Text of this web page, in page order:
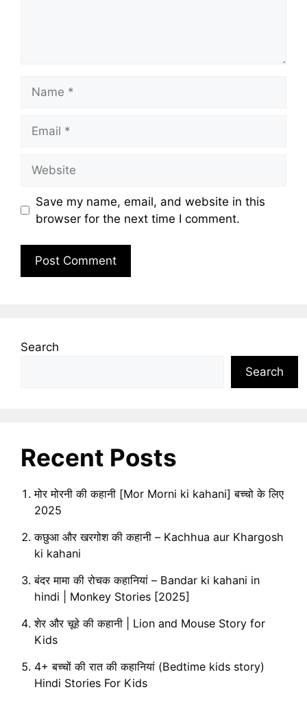
Save my name, email, and website in this
browser for the next time I comment.
Search
Search
Recent Posts
मोर मोरनी की कहानी [Mor Morni ki kahani] बच्चो के लिए
2025
कछुआ और खरगोश की कहानी – Kachhua aur Khargosh
ki kahani
बंदर मामा की रोचक कहानियां – Bandar ki kahani in
hindi | Monkey Stories [2025]
शेर और चूहे की कहानी | Lion and Mouse Story for
Kids
4+ बच्चों की रात की कहानियां (Bedtime kids story)
Hindi Stories For Kids